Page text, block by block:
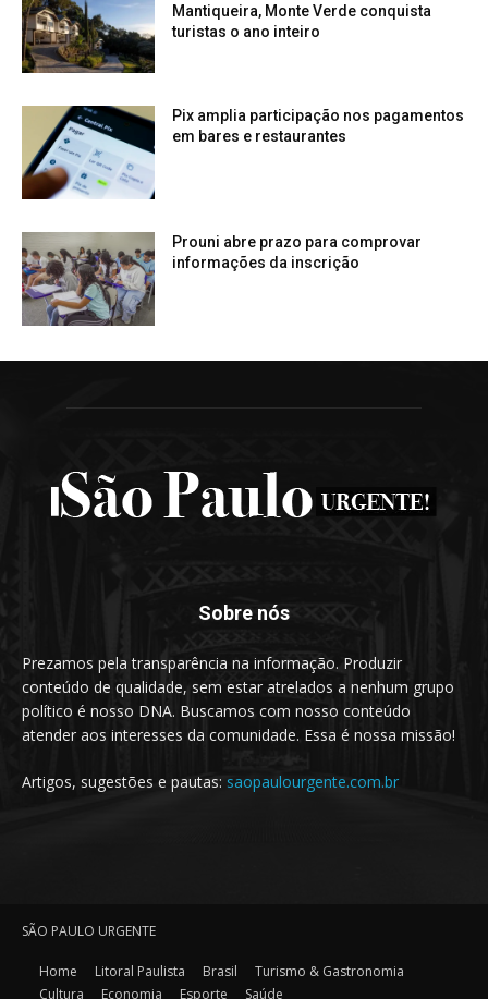
Mantiqueira, Monte Verde conquista
turistas o ano inteiro
Pix amplia participação nos pagamentos
em bares e restaurantes
Prouni abre prazo para comprovar
informações da inscrição
Sobre nós
Prezamos pela transparência na informação. Produzir
conteúdo de qualidade, sem estar atrelados a nenhum grupo
político é nosso DNA. Buscamos com nosso conteúdo
atender aos interesses da comunidade. Essa é nossa missão!
Artigos, sugestões e pautas: saopaulourgente.com.br
SÃO PAULO URGENTE
Home Litoral Paulista Brasil
Turismo & Gastronomia
Cultura
Economia Esporte Saúde